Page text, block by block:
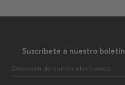
Suscríbete a nuestro boletín
Dirección de correo electrónico